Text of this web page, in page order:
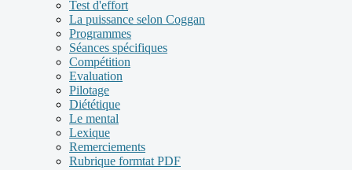
Test d'effort
La puissance selon Coggan
Programmes
Séances spécifiques
Compétition
Evaluation
Pilotage
Diététique
Le mental
Lexique
Remerciements
Rubrique formtat PDF